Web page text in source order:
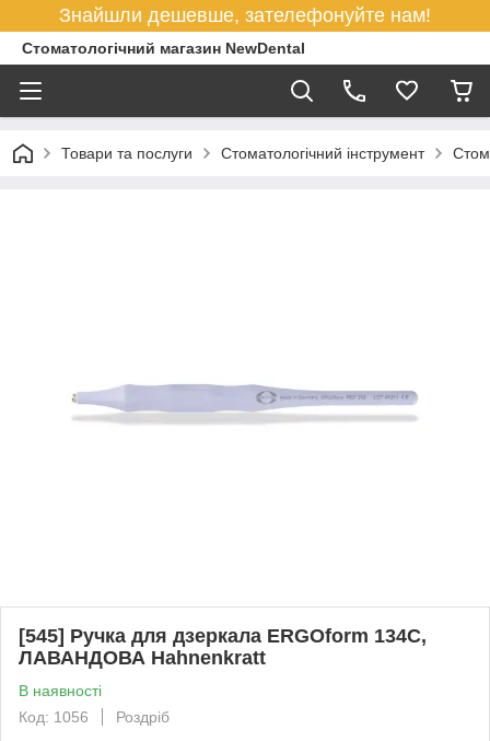
Знайшли дешевше, зателефонуйте нам!
Стоматологічний магазин NewDental
Товари та послуги Стоматологічний інструмент
[545] Ручка для дзеркала ERGOform 134C,
ЛАВАНДОВА Hahnenkratt
В наявності
Код: 1056
Роздріб